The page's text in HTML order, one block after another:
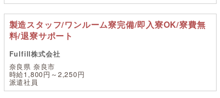
製造スタッフ/ワンルーム寮完備/即入寮OK/寮費無
料/退寮サポート
Fulfill株式会社
奈良県 奈良市
時給1,800円～2,250円
派遣社員